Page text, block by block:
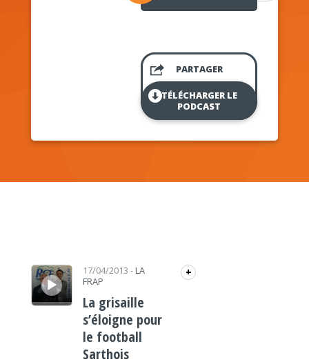
PARTAGER
TÉLÉCHARGER LE
PODCAST
Lecteur audio 17/04/2013 - LA
FRAP
+
La grisaille
s’éloigne pour
le football
Sarthois